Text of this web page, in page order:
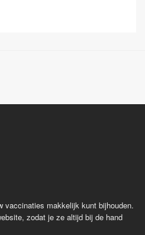
vaccinaties makkelijk kunt bijhouden.
zodat je ze altijd bij de hand